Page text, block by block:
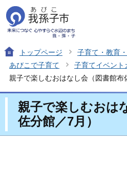
トップページ
子育て・教育
あびこで子育て
子育てイベント
親子で楽しむおはなし会（図書館布
親子で楽しむおは
佐分館／7月）